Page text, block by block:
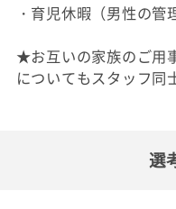
・育児休暇（男性の管
★お互いの家族のご用
についてもスタッフ同
選